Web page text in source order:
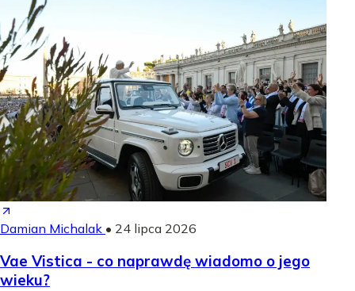
Damian Michalak • 24 lipca 2026
Vae Vistica - co naprawdę wiadomo o jego
wieku?